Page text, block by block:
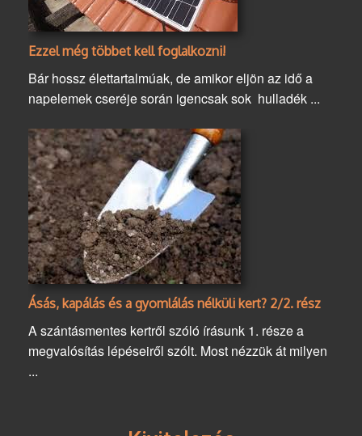
Ezzel még többet kell foglalkozni!
Bár hossz élettartalmúak, de amikor eljön az idő a
napelemek cseréje során igencsak sok hulladék ...
Ásás, kapálás és a gyomlálás nélküli kert? 2/2. rész
A szántásmentes kertről szóló írásunk 1. része a
megvalósítás lépéseiről szólt. Most nézzük át milyen
...